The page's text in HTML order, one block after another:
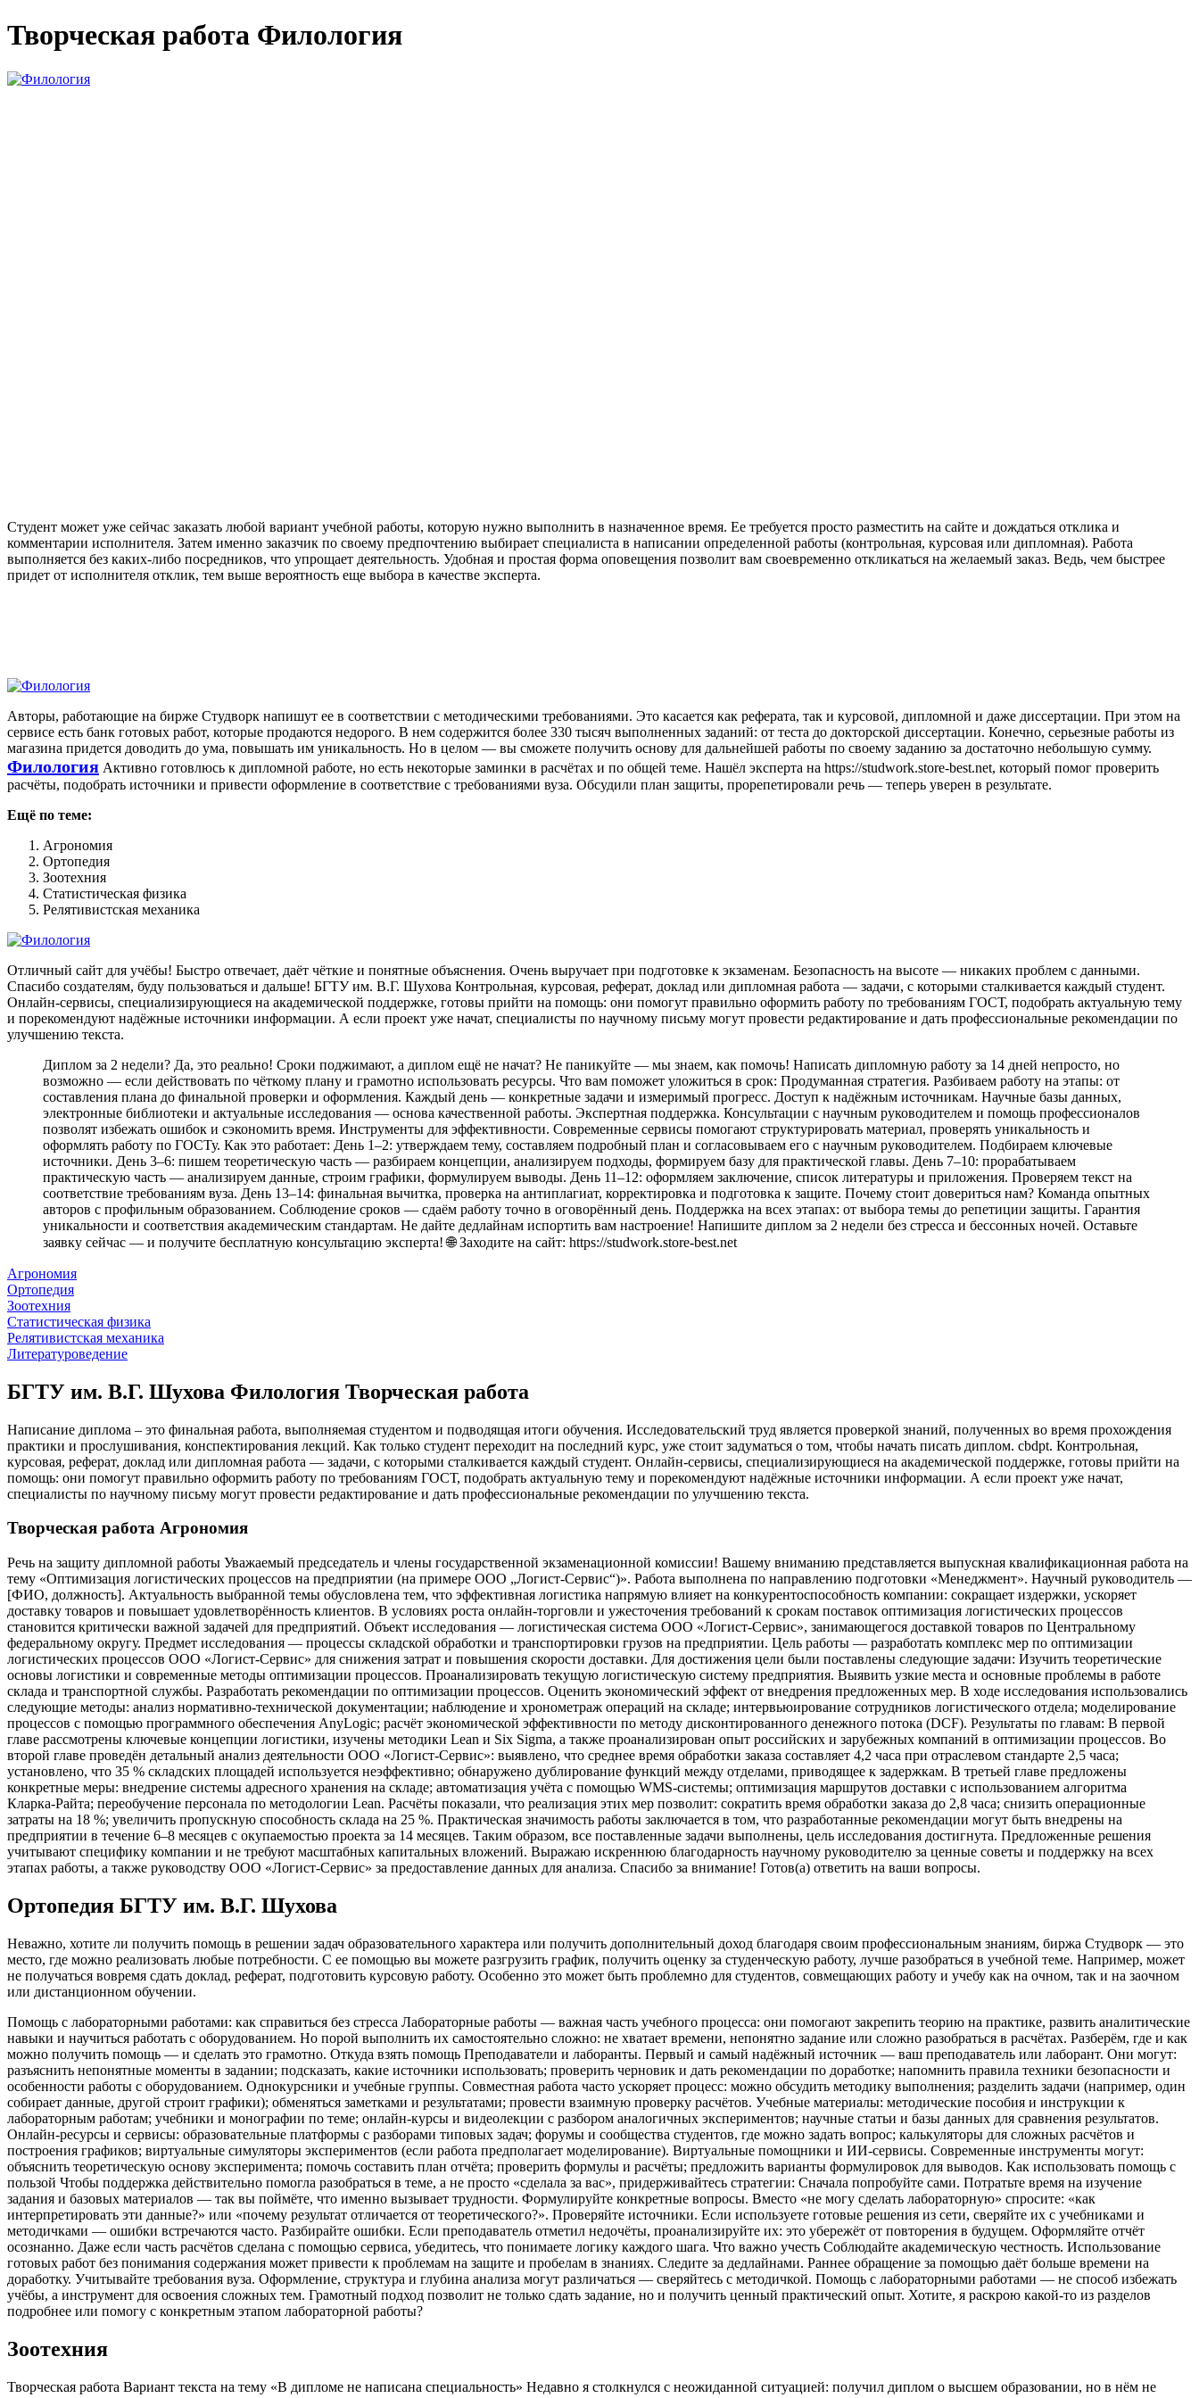
Творческая работа Филология
Студент может уже сейчас заказать любой вариант учебной работы, которую нужно выполнить в назначенное время. Ее требуется просто разместить на сайте и дождаться отклика и
комментарии исполнителя. Затем именно заказчик по своему предпочтению выбирает специалиста в написании определенной работы (контрольная, курсовая или дипломная). Работа
выполняется без каких-либо посредников, что упрощает деятельность. Удобная и простая форма оповещения позволит вам своевременно откликаться на желаемый заказ. Ведь, чем быстрее
придет от исполнителя отклик, тем выше вероятность еще выбора в качестве эксперта.
Авторы, работающие на бирже Студворк напишут ее в соответствии с методическими требованиями. Это касается как реферата, так и курсовой, дипломной и даже диссертации. При этом на
сервисе есть банк готовых работ, которые продаются недорого. В нем содержится более 330 тысяч выполненных заданий: от теста до докторской диссертации. Конечно, серьезные работы из
магазина придется доводить до ума, повышать им уникальность. Но в целом — вы сможете получить основу для дальнейшей работы по своему заданию за достаточно небольшую сумму.
Филология Активно готовлюсь к дипломной работе, но есть некоторые заминки в расчётах и по общей теме. Нашёл эксперта на https://studwork.store-best.net, который помог проверить
расчёты, подобрать источники и привести оформление в соответствие с требованиями вуза. Обсудили план защиты, прорепетировали речь — теперь уверен в результате.
Ещё по теме:
Агрономия
Ортопедия
Зоотехния
Статистическая физика
Релятивистская механика
Отличный сайт для учёбы! Быстро отвечает, даёт чёткие и понятные объяснения. Очень выручает при подготовке к экзаменам. Безопасность на высоте — никаких проблем с данными.
Спасибо создателям, буду пользоваться и дальше! БГТУ им. В.Г. Шухова Контрольная, курсовая, реферат, доклад или дипломная работа — задачи, с которыми сталкивается каждый студент.
Онлайн-сервисы, специализирующиеся на академической поддержке, готовы прийти на помощь: они помогут правильно оформить работу по требованиям ГОСТ, подобрать актуальную тему
и порекомендуют надёжные источники информации. А если проект уже начат, специалисты по научному письму могут провести редактирование и дать профессиональные рекомендации по
улучшению текста.
Диплом за 2 недели? Да, это реально! Сроки поджимают, а диплом ещё не начат? Не паникуйте — мы знаем, как помочь! Написать дипломную работу за 14 дней непросто, но
возможно — если действовать по чёткому плану и грамотно использовать ресурсы. Что вам поможет уложиться в срок: Продуманная стратегия. Разбиваем работу на этапы: от
составления плана до финальной проверки и оформления. Каждый день — конкретные задачи и измеримый прогресс. Доступ к надёжным источникам. Научные базы данных,
электронные библиотеки и актуальные исследования — основа качественной работы. Экспертная поддержка. Консультации с научным руководителем и помощь профессионалов
позволят избежать ошибок и сэкономить время. Инструменты для эффективности. Современные сервисы помогают структурировать материал, проверять уникальность и
оформлять работу по ГОСТу. Как это работает: День 1–2: утверждаем тему, составляем подробный план и согласовываем его с научным руководителем. Подбираем ключевые
источники. День 3–6: пишем теоретическую часть — разбираем концепции, анализируем подходы, формируем базу для практической главы. День 7–10: прорабатываем
практическую часть — анализируем данные, строим графики, формулируем выводы. День 11–12: оформляем заключение, список литературы и приложения. Проверяем текст на
соответствие требованиям вуза. День 13–14: финальная вычитка, проверка на антиплагиат, корректировка и подготовка к защите. Почему стоит довериться нам? Команда опытных
авторов с профильным образованием. Соблюдение сроков — сдаём работу точно в оговорённый день. Поддержка на всех этапах: от выбора темы до репетиции защиты. Гарантия
уникальности и соответствия академическим стандартам. Не дайте дедлайнам испортить вам настроение! Напишите диплом за 2 недели без стресса и бессонных ночей. Оставьте
заявку сейчас — и получите бесплатную консультацию эксперта! 🌐 Заходите на сайт: https://studwork.store-best.net
Агрономия
Ортопедия
Зоотехния
Статистическая физика
Релятивистская механика
Литературоведение
БГТУ им. В.Г. Шухова Филология Творческая работа
Написание диплома – это финальная работа, выполняемая студентом и подводящая итоги обучения. Исследовательский труд является проверкой знаний, полученных во время прохождения
практики и прослушивания, конспектирования лекций. Как только студент переходит на последний курс, уже стоит задуматься о том, чтобы начать писать диплом. cbdpt. Контрольная,
курсовая, реферат, доклад или дипломная работа — задачи, с которыми сталкивается каждый студент. Онлайн-сервисы, специализирующиеся на академической поддержке, готовы прийти на
помощь: они помогут правильно оформить работу по требованиям ГОСТ, подобрать актуальную тему и порекомендуют надёжные источники информации. А если проект уже начат,
специалисты по научному письму могут провести редактирование и дать профессиональные рекомендации по улучшению текста.
Творческая работа Агрономия
Речь на защиту дипломной работы Уважаемый председатель и члены государственной экзаменационной комиссии! Вашему вниманию представляется выпускная квалификационная работа на
тему «Оптимизация логистических процессов на предприятии (на примере ООО „Логист‑Сервис“)». Работа выполнена по направлению подготовки «Менеджмент». Научный руководитель —
[ФИО, должность]. Актуальность выбранной темы обусловлена тем, что эффективная логистика напрямую влияет на конкурентоспособность компании: сокращает издержки, ускоряет
доставку товаров и повышает удовлетворённость клиентов. В условиях роста онлайн‑торговли и ужесточения требований к срокам поставок оптимизация логистических процессов
становится критически важной задачей для предприятий. Объект исследования — логистическая система ООО «Логист‑Сервис», занимающегося доставкой товаров по Центральному
федеральному округу. Предмет исследования — процессы складской обработки и транспортировки грузов на предприятии. Цель работы — разработать комплекс мер по оптимизации
логистических процессов ООО «Логист‑Сервис» для снижения затрат и повышения скорости доставки. Для достижения цели были поставлены следующие задачи: Изучить теоретические
основы логистики и современные методы оптимизации процессов. Проанализировать текущую логистическую систему предприятия. Выявить узкие места и основные проблемы в работе
склада и транспортной службы. Разработать рекомендации по оптимизации процессов. Оценить экономический эффект от внедрения предложенных мер. В ходе исследования использовались
следующие методы: анализ нормативно‑технической документации; наблюдение и хронометраж операций на складе; интервьюирование сотрудников логистического отдела; моделирование
процессов с помощью программного обеспечения AnyLogic; расчёт экономической эффективности по методу дисконтированного денежного потока (DCF). Результаты по главам: В первой
главе рассмотрены ключевые концепции логистики, изучены методики Lean и Six Sigma, а также проанализирован опыт российских и зарубежных компаний в оптимизации процессов. Во
второй главе проведён детальный анализ деятельности ООО «Логист‑Сервис»: выявлено, что среднее время обработки заказа составляет 4,2 часа при отраслевом стандарте 2,5 часа;
установлено, что 35 % складских площадей используется неэффективно; обнаружено дублирование функций между отделами, приводящее к задержкам. В третьей главе предложены
конкретные меры: внедрение системы адресного хранения на складе; автоматизация учёта с помощью WMS‑системы; оптимизация маршрутов доставки с использованием алгоритма
Кларка‑Райта; переобучение персонала по методологии Lean. Расчёты показали, что реализация этих мер позволит: сократить время обработки заказа до 2,8 часа; снизить операционные
затраты на 18 %; увеличить пропускную способность склада на 25 %. Практическая значимость работы заключается в том, что разработанные рекомендации могут быть внедрены на
предприятии в течение 6–8 месяцев с окупаемостью проекта за 14 месяцев. Таким образом, все поставленные задачи выполнены, цель исследования достигнута. Предложенные решения
учитывают специфику компании и не требуют масштабных капитальных вложений. Выражаю искреннюю благодарность научному руководителю за ценные советы и поддержку на всех
этапах работы, а также руководству ООО «Логист‑Сервис» за предоставление данных для анализа. Спасибо за внимание! Готов(а) ответить на ваши вопросы.
Ортопедия БГТУ им. В.Г. Шухова
Неважно, хотите ли получить помощь в решении задач образовательного характера или получить дополнительный доход благодаря своим профессиональным знаниям, биржа Студворк — это
место, где можно реализовать любые потребности. С ее помощью вы можете разгрузить график, получить оценку за студенческую работу, лучше разобраться в учебной теме. Например, может
не получаться вовремя сдать доклад, реферат, подготовить курсовую работу. Особенно это может быть проблемно для студентов, совмещающих работу и учебу как на очном, так и на заочном
или дистанционном обучении.
Помощь с лабораторными работами: как справиться без стресса Лабораторные работы — важная часть учебного процесса: они помогают закрепить теорию на практике, развить аналитические
навыки и научиться работать с оборудованием. Но порой выполнить их самостоятельно сложно: не хватает времени, непонятно задание или сложно разобраться в расчётах. Разберём, где и как
можно получить помощь — и сделать это грамотно. Откуда взять помощь Преподаватели и лаборанты. Первый и самый надёжный источник — ваш преподаватель или лаборант. Они могут:
разъяснить непонятные моменты в задании; подсказать, какие источники использовать; проверить черновик и дать рекомендации по доработке; напомнить правила техники безопасности и
особенности работы с оборудованием. Однокурсники и учебные группы. Совместная работа часто ускоряет процесс: можно обсудить методику выполнения; разделить задачи (например, один
собирает данные, другой строит графики); обменяться заметками и результатами; провести взаимную проверку расчётов. Учебные материалы: методические пособия и инструкции к
лабораторным работам; учебники и монографии по теме; онлайн‑курсы и видеолекции с разбором аналогичных экспериментов; научные статьи и базы данных для сравнения результатов.
Онлайн‑ресурсы и сервисы: образовательные платформы с разборами типовых задач; форумы и сообщества студентов, где можно задать вопрос; калькуляторы для сложных расчётов и
построения графиков; виртуальные симуляторы экспериментов (если работа предполагает моделирование). Виртуальные помощники и ИИ‑сервисы. Современные инструменты могут:
объяснить теоретическую основу эксперимента; помочь составить план отчёта; проверить формулы и расчёты; предложить варианты формулировок для выводов. Как использовать помощь с
пользой Чтобы поддержка действительно помогла разобраться в теме, а не просто «сделала за вас», придерживайтесь стратегии: Сначала попробуйте сами. Потратьте время на изучение
задания и базовых материалов — так вы поймёте, что именно вызывает трудности. Формулируйте конкретные вопросы. Вместо «не могу сделать лабораторную» спросите: «как
интерпретировать эти данные?» или «почему результат отличается от теоретического?». Проверяйте источники. Если используете готовые решения из сети, сверяйте их с учебниками и
методичками — ошибки встречаются часто. Разбирайте ошибки. Если преподаватель отметил недочёты, проанализируйте их: это убережёт от повторения в будущем. Оформляйте отчёт
осознанно. Даже если часть расчётов сделана с помощью сервиса, убедитесь, что понимаете логику каждого шага. Что важно учесть Соблюдайте академическую честность. Использование
готовых работ без понимания содержания может привести к проблемам на защите и пробелам в знаниях. Следите за дедлайнами. Раннее обращение за помощью даёт больше времени на
доработку. Учитывайте требования вуза. Оформление, структура и глубина анализа могут различаться — сверяйтесь с методичкой. Помощь с лабораторными работами — не способ избежать
учёбы, а инструмент для освоения сложных тем. Грамотный подход позволит не только сдать задание, но и получить ценный практический опыт. Хотите, я раскрою какой‑то из разделов
подробнее или помогу с конкретным этапом лабораторной работы?
Зоотехния
Творческая работа Вариант текста на тему «В дипломе не написана специальность» Недавно я столкнулся с неожиданной ситуацией: получил диплом о высшем образовании, но в нём не